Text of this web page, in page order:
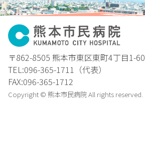
〒862-8505 熊本市東区東町4丁目1-60
TEL:096-365-1711（代表）
FAX:096-365-1712
Copyright © 熊本市民病院 All rights reserved.